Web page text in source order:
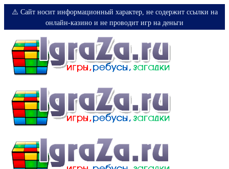
⚠️ Сайт носит информационный характер, не содержит ссылки на
онлайн-казино и не проводит игр на деньги